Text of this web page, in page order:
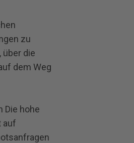
zu
die
dem Weg
Die hohe
auf